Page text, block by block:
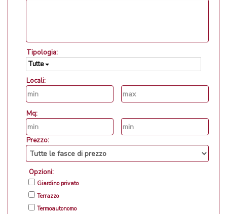
Tipologia:
Tutte
Locali:
Mq:
Prezzo:
Opzioni:
Giardino privato
Terrazzo
Termoautonomo